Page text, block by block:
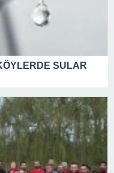
SULAR